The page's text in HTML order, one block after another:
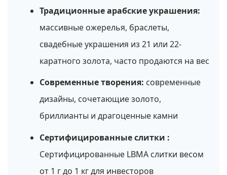
Традиционные арабские украшения:
массивные ожерелья, браслеты,
свадебные украшения из 21 или 22-
каратного золота, часто продаются на вес
Современные творения: современные
дизайны, сочетающие золото,
бриллианты и драгоценные камни
Сертифицированные слитки :
Сертифицированные LBMA слитки весом
от 1 г до 1 кг для инвесторов